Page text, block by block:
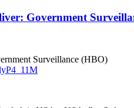
Government
Surveillance (HBO)